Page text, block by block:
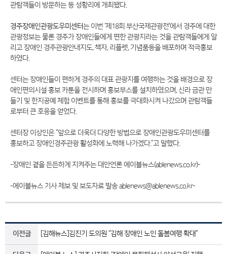
관람객들이 방문하는 등 성황리에 개최됐다.
경주장애인관광도우미센터는 이번 ‘제18회 부산국제관광전’에서 경주에 대한
관광정보는 물론 경주가 장애인들에게 편한 관광지라는 것을 관람객들에게 알
리고 장애인 경주관광안내지도, 책자, 리플렛, 기념품등을 배포하며 적극홍보
하였다.
센터는 장애인들이 편하게 경주의 대표 관광지를 여행하는 것을 배경으로 장
애인편의시설 홍보 카툰을 전시하며 홍보부스를 설치하였으며, 신라 금관 만
들기 및 한지공예 체험 이벤트를 통해 홍보를 극대화시켜 나갔으며 관람객들
로부터 큰 호응을 얻었다.
센터장 이상인은 “앞으로 더욱더 다양한 방법으로 장애인관광도우미센터를
홍보하고 장애인경주관광 활성화에 노력해 나가겠다.”고 말했다.
-장애인 곁을 든든하게 지켜주는 대안언론 에이블뉴스(ablenews.co.kr)-
-에이블뉴스 기사 제보 및 보도자료 발송 ablenews@ablenews.co.kr-
이전글 [김해뉴스]김진기 도의원 “김해 장애인 노인 돌봄여행 확대”